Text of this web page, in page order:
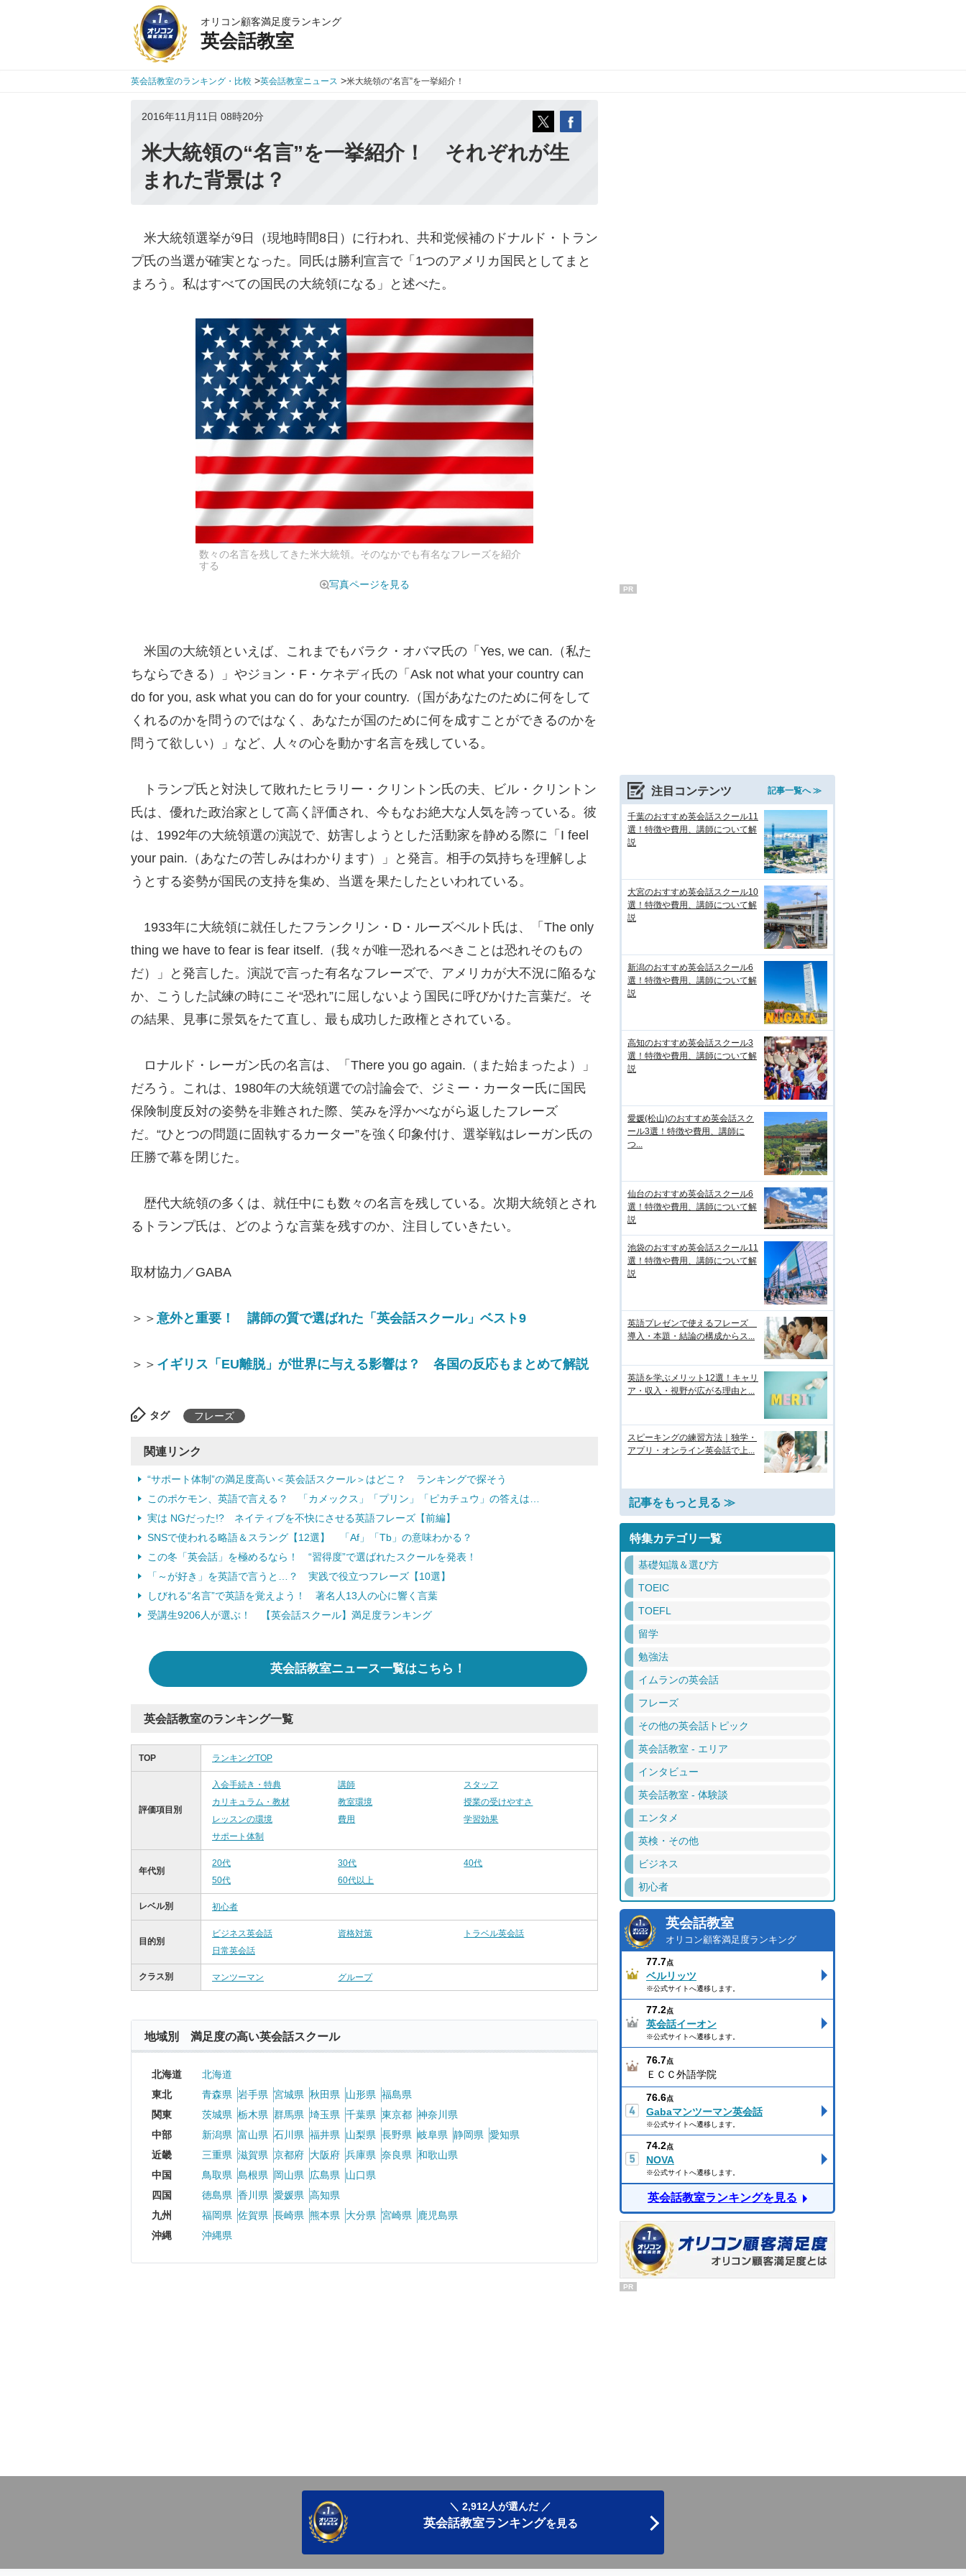
オリコン顧客満足度ランキング
英会話教室
英会話教室のランキング・比較 >英会話教室ニュース >米大統領の“名言”を一挙紹介！
2016年11月11日 08時20分
米大統領の“名言”を一挙紹介！ それぞれが生
まれた背景は？
米大統領選挙が9日（現地時間8日）に行われ、共和党候補のドナルド・トラン
プ氏の当選が確実となった。同氏は勝利宣言で「1つのアメリカ国民としてまと
まろう。私はすべての国民の大統領になる」と述べた。
数々の名言を残してきた米大統領。そのなかでも有名なフレーズを紹介
する
写真ページを見る
米国の大統領といえば、これまでもバラク・オバマ氏の「Yes, we can.（私た
ちならできる）」やジョン・F・ケネディ氏の「Ask not what your country can
do for you, ask what you can do for your country.（国があなたのために何をして
くれるのかを問うのではなく、あなたが国のために何を成すことができるのかを
問うて欲しい）」など、人々の心を動かす名言を残している。
トランプ氏と対決して敗れたヒラリー・クリントン氏の夫、ビル・クリントン
氏は、優れた政治家として高く評価され、今もなお絶大な人気を誇っている。彼
は、1992年の大統領選の演説で、妨害しようとした活動家を静める際に「I feel
your pain.（あなたの苦しみはわかります）」と発言。相手の気持ちを理解しよ
うとする姿勢が国民の支持を集め、当選を果たしたといわれている。
1933年に大統領に就任したフランクリン・D・ルーズベルト氏は、「The only
thing we have to fear is fear itself.（我々が唯一恐れるべきことは恐れそのもの
だ）」と発言した。演説で言った有名なフレーズで、アメリカが大不況に陥るな
か、こうした試練の時にこそ“恐れ”に屈しないよう国民に呼びかけた言葉だ。そ
の結果、見事に景気をたて直し、最も成功した政権とされている。
ロナルド・レーガン氏の名言は、「There you go again.（また始まったよ）」
だろう。これは、1980年の大統領選での討論会で、ジミー・カーター氏に国民
保険制度反対の姿勢を非難された際、笑みを浮かべながら返したフレーズ
だ。“ひとつの問題に固執するカーター”を強く印象付け、選挙戦はレーガン氏の
圧勝で幕を閉じた。
歴代大統領の多くは、就任中にも数々の名言を残している。次期大統領とされ
るトランプ氏は、どのような言葉を残すのか、注目していきたい。
取材協力／GABA
＞＞ 意外と重要！ 講師の質で選ばれた「英会話スクール」ベスト9
＞＞ イギリス「EU離脱」が世界に与える影響は？ 各国の反応もまとめて解説
タグ フレーズ
関連リンク
“サポート体制”の満足度高い＜英会話スクール＞はどこ？ ランキングで探そう
このポケモン、英語で言える？ 「カメックス」「プリン」「ピカチュウ」の答えは…
実は NGだった!? ネイティブを不快にさせる英語フレーズ【前編】
SNSで使われる略語＆スラング【12選】 「Af」「Tb」の意味わかる？
この冬「英会話」を極めるなら！ “習得度”で選ばれたスクールを発表！
「～が好き」を英語で言うと…？ 実践で役立つフレーズ【10選】
しびれる“名言”で英語を覚えよう！ 著名人13人の心に響く言葉
受講生9206人が選ぶ！ 【英会話スクール】満足度ランキング
英会話教室ニュース一覧はこちら！
英会話教室のランキング一覧
TOP ランキングTOP
評価項目別
入会手続き・特典 講師
スタッフ
カリキュラム・教材
教室環境
授業の受けやすさ
レッスンの環境
費用
学習効果
サポート体制
年代別
20代 30代
40代
50代
60代以上
レベル別 初心者
目的別
ビジネス英会話 資格対策
トラベル英会話
日常英会話
クラス別 マンツーマン グループ
地域別 満足度の高い英会話スクール
北海道
北海道
東北
青森県 岩手県 宮城県 秋田県 山形県 福島県
関東
茨城県 栃木県 群馬県 埼玉県 千葉県 東京都 神奈川県
中部
新潟県 富山県 石川県 福井県 山梨県 長野県 岐阜県 静岡県 愛知県
近畿
三重県 滋賀県 京都府 大阪府 兵庫県 奈良県 和歌山県
中国
鳥取県 島根県 岡山県 広島県
山口県
四国
徳島県 香川県 愛媛県 高知県
九州
福岡県 佐賀県 長崎県 熊本県 大分県 宮崎県
鹿児島県
沖縄
沖縄県
PR
注目コンテンツ 記事一覧へ ≫
千葉のおすすめ英会話スクール11
選！特徴や費用、講師について解
説
大宮のおすすめ英会話スクール10
選！特徴や費用、講師について解
説
新潟のおすすめ英会話スクール6
選！特徴や費用、講師について解
説
高知のおすすめ英会話スクール3
選！特徴や費用、講師について解
説
愛媛(松山)のおすすめ英会話スク
ール3選！特徴や費用、講師に
つ...
仙台のおすすめ英会話スクール6
選！特徴や費用、講師について解
説
池袋のおすすめ英会話スクール11
選！特徴や費用、講師について解
説
英語プレゼンで使えるフレーズ
導入・本題・結論の構成からス...
英語を学ぶメリット12選！キャリ
ア・収入・視野が広がる理由と...
スピーキングの練習方法｜独学・
アプリ・オンライン英会話で上...
記事をもっと見る ≫
特集カテゴリ一覧
基礎知識＆選び方
TOEIC
TOEFL
留学
勉強法
イムランの英会話
フレーズ
その他の英会話トピック
英会話教室 - エリア
インタビュー
英会話教室 - 体験談
エンタメ
英検・その他
ビジネス
初心者
英会話教室
オリコン顧客満足度ランキング
77.7点
ベルリッツ
※公式サイトへ遷移します。
77.2点
英会話イーオン
※公式サイトへ遷移します。
76.7点
ＥＣＣ外語学院
76.6点
Gabaマンツーマン英会話
※公式サイトへ遷移します。
74.2点
NOVA
※公式サイトへ遷移します。
英会話教室ランキングを見る
PR
＼ 2,912人が選んだ ／
英会話教室ランキングを見る